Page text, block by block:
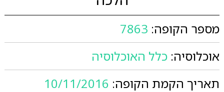
מספר הקופה: 7863
אוכלוסיה: כלל האוכלוסיה
תאריך הקמת הקופה: 10/11/2016